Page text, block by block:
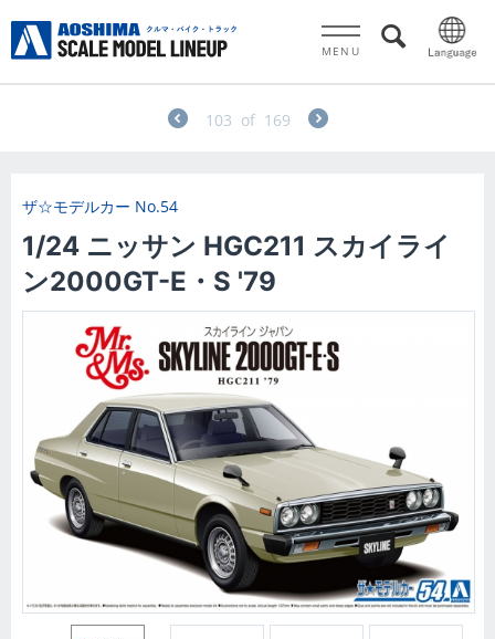
MENU
103 of 169
ザ☆モデルカー No.54
1/24 ニッサン HGC211 スカイライ
ン2000GT-E・S '79